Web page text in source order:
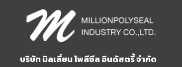
บริษัท มิลเลี่ยน โพลีซีล อินดัสตรี้ จำกัด